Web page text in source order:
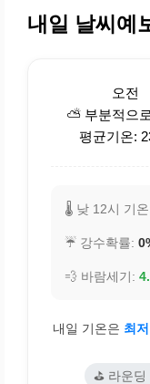
내일 날씨예
오전
⛅ 부분적으
평균기온:
🌡️ 낮 12시 기
☔ 강수확률:
💨 바람세기:
내일 기온은 최
⛳ 라운